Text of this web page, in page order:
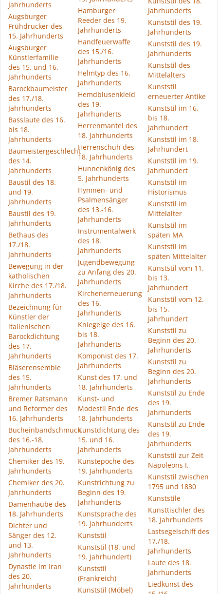
Jahrhunderts
Augsburger
Frühdrucker des
15. Jahrhunderts
Augsburger
Künstlerfamilie
des 15. und 16.
Jahrhunderts
Barockbaumeister
des 17./18.
Jahrhunderts
Basslaute des 16.
bis 18.
Jahrhunderts
Baumeistergeschlecht
des 14.
Jahrhunderts
Baustil des 18.
und 19.
Jahrhunderts
Baustil des 19.
Jahrhunderts
Bethaus des
17./18.
Jahrhunderts
Bewegung in der
katholischen
Kirche des 17./18.
Jahrhunderts
Bezeichnung für
Künstler der
italienischen
Barockdichtung
des 17.
Jahrhunderts
Bläserensemble
des 15.
Jahrhunderts
Bremer Ratsmann
und Reformer des
16. Jahrhunderts
Bucheinbandschmuck
des 16.-18.
Jahrhunderts
Chemiker des 19.
Jahrhunderts
Chemiker des 20.
Jahrhunderts
Damenhaube des
18. Jahrhunderts
Dichter und
Sänger des 12.
und 13.
Jahrhunderts
Dynastie im Iran
des 20.
Jahrhunderts
Hamburger
Reeder des 19.
Jahrhunderts
Handfeuerwaffe
des 15./16.
Jahrhunderts
Helmtyp des 16.
Jahrhunderts
Hemdblusenkleid
des 19.
Jahrhunderts
Herrenmantel des
18. Jahrhunderts
Herrenschuh des
18. Jahrhunderts
Hunnenkönig des
5. Jahrhunderts
Hymnen- und
Psalmensänger
des 13.-16.
Jahrhunderts
Instrumentalwerk
des 18.
Jahrhunderts
Jugendbewegung
zu Anfang des 20.
Jahrhunderts
Kirchenerneuerung
des 16.
Jahrhunderts
Kniegeige des 16.
bis 18.
Jahrhunderts
Komponist des 17.
Jahrhunderts
Kunst des 17. und
18. Jahrhunderts
Kunst- und
Modestil Ende des
18. Jahrhunderts
Kunstdichtung des
15. und 16.
Jahrhunderts
Kunstepoche des
19. Jahrhunderts
Kunstrichtung zu
Beginn des 19.
Jahrhunderts
Kunstsprache des
19. Jahrhunderts
Kunststil
Kunststil (18. und
19. Jahrhundert)
Kunststil
(Frankreich)
Kunststil (Möbel)
Jahrhunderts
Kunststil des 19.
Jahrhunderts
Kunststil des 19.
Jahrhunderts
Kunststil des
Mittelalters
Kunststil
erneuerter Antike
Kunststil im 16.
bis 18.
Jahrhundert
Kunststil im 18.
Jahrhundert
Kunststil im 19.
Jahrhundert
Kunststil im
Historismus
Kunststil im
Mittelalter
Kunststil im
späten MA
Kunststil im
späten Mittelalter
Kunststil vom 11.
bis 13.
Jahrhundert
Kunststil vom 12.
bis 15.
Jahrhundert
Kunststil zu
Beginn des 20.
Jahrhunderts
Kunststil zu
Beginn des 20.
Jahrhunderts
Kunststil zu Ende
des 19.
Jahrhunderts
Kunststil zu Ende
des 19.
Jahrhunderts
Kunststil zur Zeit
Napoleons I.
Kunststil zwischen
1795 und 1830
Kunststile
Kunsttischler des
18. Jahrhunderts
Lastsegelschiff des
17./18.
Jahrhunderts
Laute des 18.
Jahrhunderts
Liedkunst des